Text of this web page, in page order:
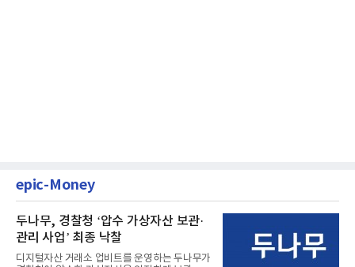
epic-Money
두나무, 경찰청 ‘압수 가상자산 보관·
관리 사업’ 최종 낙찰
디지털자산 거래소 업비트를 운영하는 두나무가